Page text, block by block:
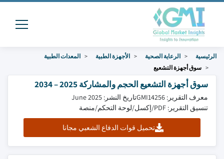
الرئيسية الرعاية الصحية الأجهزة الطبية
المعدات الطبية
سوق أجهزة التشعيع
سوق أجهزة التشعيع الحجم والمشاركة 2025 – 2034
معرف التقرير: GMI14256
تاريخ النشر: June 2025
تنسيق التقرير: PDF/إكسل/لوحة التحكم/منصة
تحميل قوات الدفاع الشعبي مجانا